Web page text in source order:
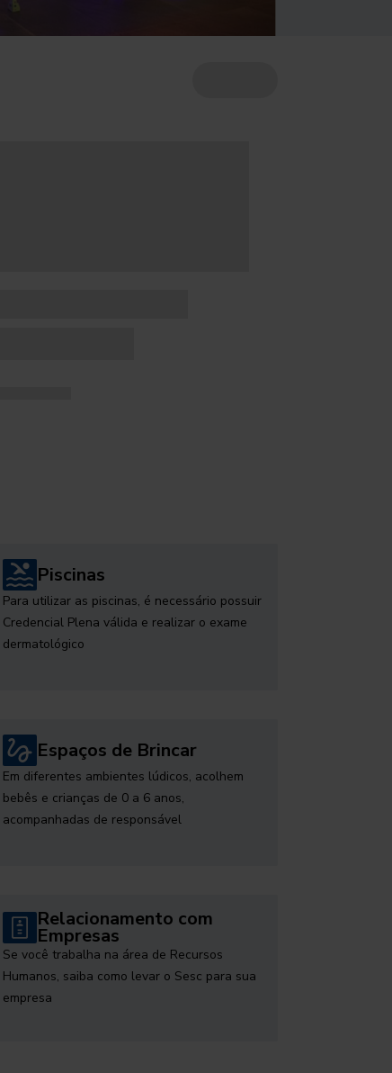
Piscinas
Para utilizar as piscinas, é necessário possuir
Credencial Plena válida e realizar o exame
dermatológico
Espaços de Brincar
Em diferentes ambientes lúdicos, acolhem
bebês e crianças de 0 a 6 anos,
acompanhadas de responsável
Relacionamento com
Empresas
Se você trabalha na área de Recursos
Humanos, saiba como levar o Sesc para sua
empresa